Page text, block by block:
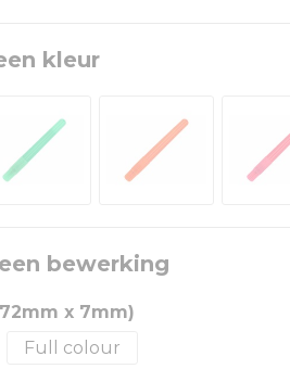
kleur
bewerking
x 7mm)
Full colour